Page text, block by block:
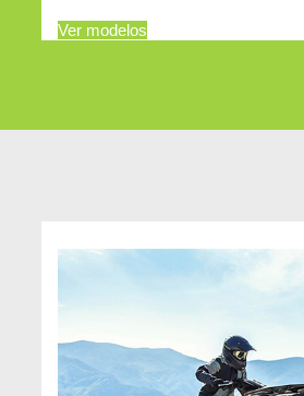
Ver modelos